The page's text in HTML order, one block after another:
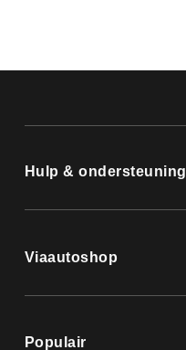
Hulp & ondersteuning
Viaautoshop
Populair